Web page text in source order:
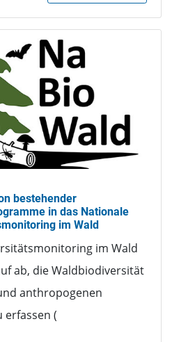
bestehender
in das Nationale
im Wald
im Wald
ab, die Waldbiodiversität
anthropogenen
erfassen (